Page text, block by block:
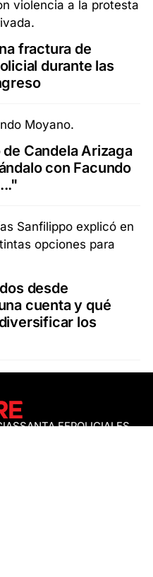
fractura de
durante las
Candela Arizaga
con Facundo
desde
cuenta y qué
los
SANTA FEPOLICIALES